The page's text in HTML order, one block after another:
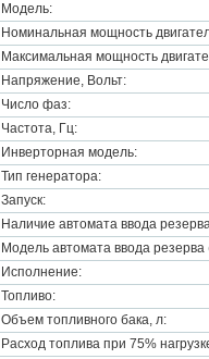
Модель:
Номинальная мощность
Максимальная мощность
Напряжение, Вольт:
Число фаз:
Частота, Гц:
Инверторная модель:
Тип генератора:
Запуск:
Наличие автомата ввода
Модель автомата ввода резерва
Исполнение:
Топливо:
Объем топливного бака, л:
Расход топлива при 75%